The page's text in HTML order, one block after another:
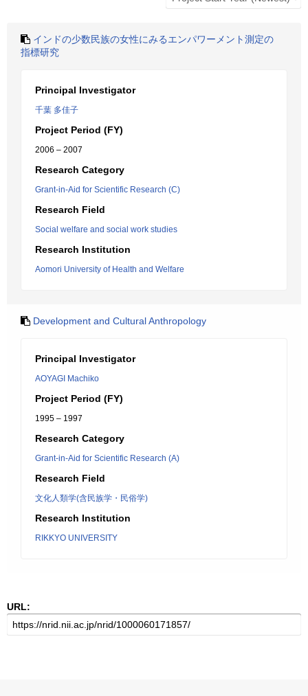
インドの少数民族の女性にみるエンパワーメント測定の
指標研究
Principal Investigator
千葉 多佳子
Project Period (FY)
2006 – 2007
Research Category
Grant-in-Aid for Scientific Research (C)
Research Field
Social welfare and social work studies
Research Institution
Aomori University of Health and Welfare
Development and Cultural Anthropology
Principal Investigator
AOYAGI Machiko
Project Period (FY)
1995 – 1997
Research Category
Grant-in-Aid for Scientific Research (A)
Research Field
文化人類学(含民族学・民俗学)
Research Institution
RIKKYO UNIVERSITY
URL: